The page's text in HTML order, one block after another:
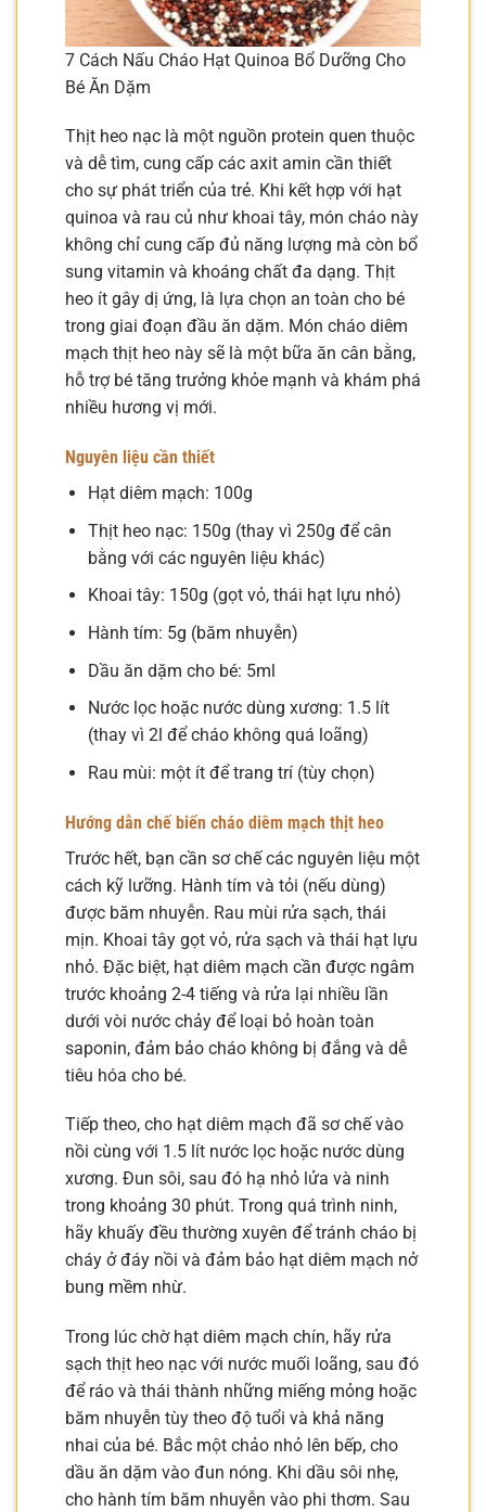
7 Cách Nấu Cháo Hạt Quinoa Bổ Dưỡng Cho
Bé Ăn Dặm
Thịt heo nạc là một nguồn protein quen thuộc
và dễ tìm, cung cấp các axit amin cần thiết
cho sự phát triển của trẻ. Khi kết hợp với hạt
quinoa và rau củ như khoai tây, món cháo này
không chỉ cung cấp đủ năng lượng mà còn bổ
sung vitamin và khoáng chất đa dạng. Thịt
heo ít gây dị ứng, là lựa chọn an toàn cho bé
trong giai đoạn đầu ăn dặm. Món cháo diêm
mạch thịt heo này sẽ là một bữa ăn cân bằng,
hỗ trợ bé tăng trưởng khỏe mạnh và khám phá
nhiều hương vị mới.
Nguyên liệu cần thiết
Hạt diêm mạch: 100g
Thịt heo nạc: 150g (thay vì 250g để cân
bằng với các nguyên liệu khác)
Khoai tây: 150g (gọt vỏ, thái hạt lựu nhỏ)
Hành tím: 5g (băm nhuyễn)
Dầu ăn dặm cho bé: 5ml
Nước lọc hoặc nước dùng xương: 1.5 lít
(thay vì 2l để cháo không quá loãng)
Rau mùi: một ít để trang trí (tùy chọn)
Hướng dẫn chế biến cháo diêm mạch thịt heo
Trước hết, bạn cần sơ chế các nguyên liệu một
cách kỹ lưỡng. Hành tím và tỏi (nếu dùng)
được băm nhuyễn. Rau mùi rửa sạch, thái
mịn. Khoai tây gọt vỏ, rửa sạch và thái hạt lựu
nhỏ. Đặc biệt, hạt diêm mạch cần được ngâm
trước khoảng 2-4 tiếng và rửa lại nhiều lần
dưới vòi nước chảy để loại bỏ hoàn toàn
saponin, đảm bảo cháo không bị đắng và dễ
tiêu hóa cho bé.
Tiếp theo, cho hạt diêm mạch đã sơ chế vào
nồi cùng với 1.5 lít nước lọc hoặc nước dùng
xương. Đun sôi, sau đó hạ nhỏ lửa và ninh
trong khoảng 30 phút. Trong quá trình ninh,
hãy khuấy đều thường xuyên để tránh cháo bị
cháy ở đáy nồi và đảm bảo hạt diêm mạch nở
bung mềm nhừ.
Trong lúc chờ hạt diêm mạch chín, hãy rửa
sạch thịt heo nạc với nước muối loãng, sau đó
để ráo và thái thành những miếng mỏng hoặc
băm nhuyễn tùy theo độ tuổi và khả năng
nhai của bé. Bắc một chảo nhỏ lên bếp, cho
dầu ăn dặm vào đun nóng. Khi dầu sôi nhẹ,
cho hành tím băm nhuyễn vào phi thơm. Sau